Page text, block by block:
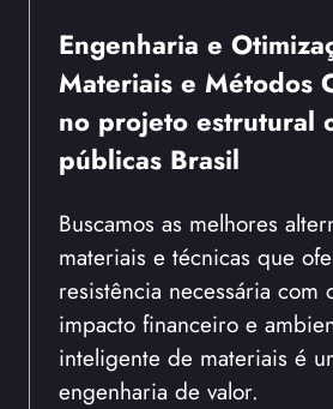
Engenharia e
Materiais e Métodos
no projeto estrutural
públicas Brasil
Buscamos as melhores
materiais e técnicas que
resistência necessária com
impacto financeiro e
inteligente de materiais é
engenharia de valor.